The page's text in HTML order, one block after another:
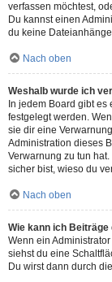
verfassen möchtest,
Du kannst einen
du keine
Nach oben
Weshalb wurde ich
In jedem Board gibt
festgelegt werden.
sie dir eine
Administration dieses
Verwarnung zu tun
sicher bist, wieso du
Nach oben
Wie kann ich
Wenn ein
siehst du eine
Du wirst dann durch